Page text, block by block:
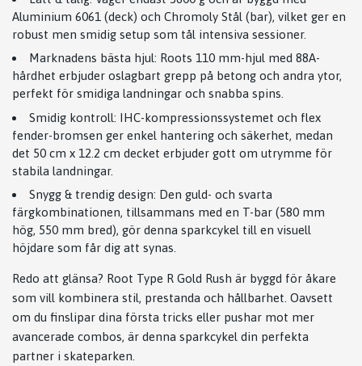
Aluminium 6061 (deck) och Chromoly Stål (bar), vilket ger en
robust men smidig setup som tål intensiva sessioner.
Marknadens bästa hjul: Roots 110 mm-hjul med 88A-
hårdhet erbjuder oslagbart grepp på betong och andra ytor,
perfekt för smidiga landningar och snabba spins.
Smidig kontroll: IHC-kompressionssystemet och flex
fender-bromsen ger enkel hantering och säkerhet, medan
det 50 cm x 12.2 cm decket erbjuder gott om utrymme för
stabila landningar.
Snygg & trendig design: Den guld- och svarta
färgkombinationen, tillsammans med en T-bar (580 mm
hög, 550 mm bred), gör denna sparkcykel till en visuell
höjdare som får dig att synas.
Redo att glänsa? Root Type R Gold Rush är byggd för åkare
som vill kombinera stil, prestanda och hållbarhet. Oavsett
om du finslipar dina första tricks eller pushar mot mer
avancerade combos, är denna sparkcykel din perfekta
partner i skateparken.